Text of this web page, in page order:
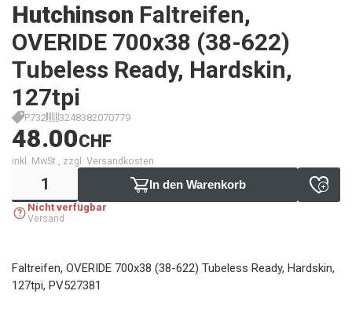
Hutchinson Faltreifen,
OVERIDE 700x38 (38-622)
Tubeless Ready, Hardskin,
127tpi
P732 3248382070779
48.00CHF
inkl. MwSt., zzgl. Versandkosten
In den Warenkorb
Nicht verfügbar
Versand
Faltreifen, OVERIDE 700x38 (38-622) Tubeless Ready, Hardskin,
127tpi, PV527381